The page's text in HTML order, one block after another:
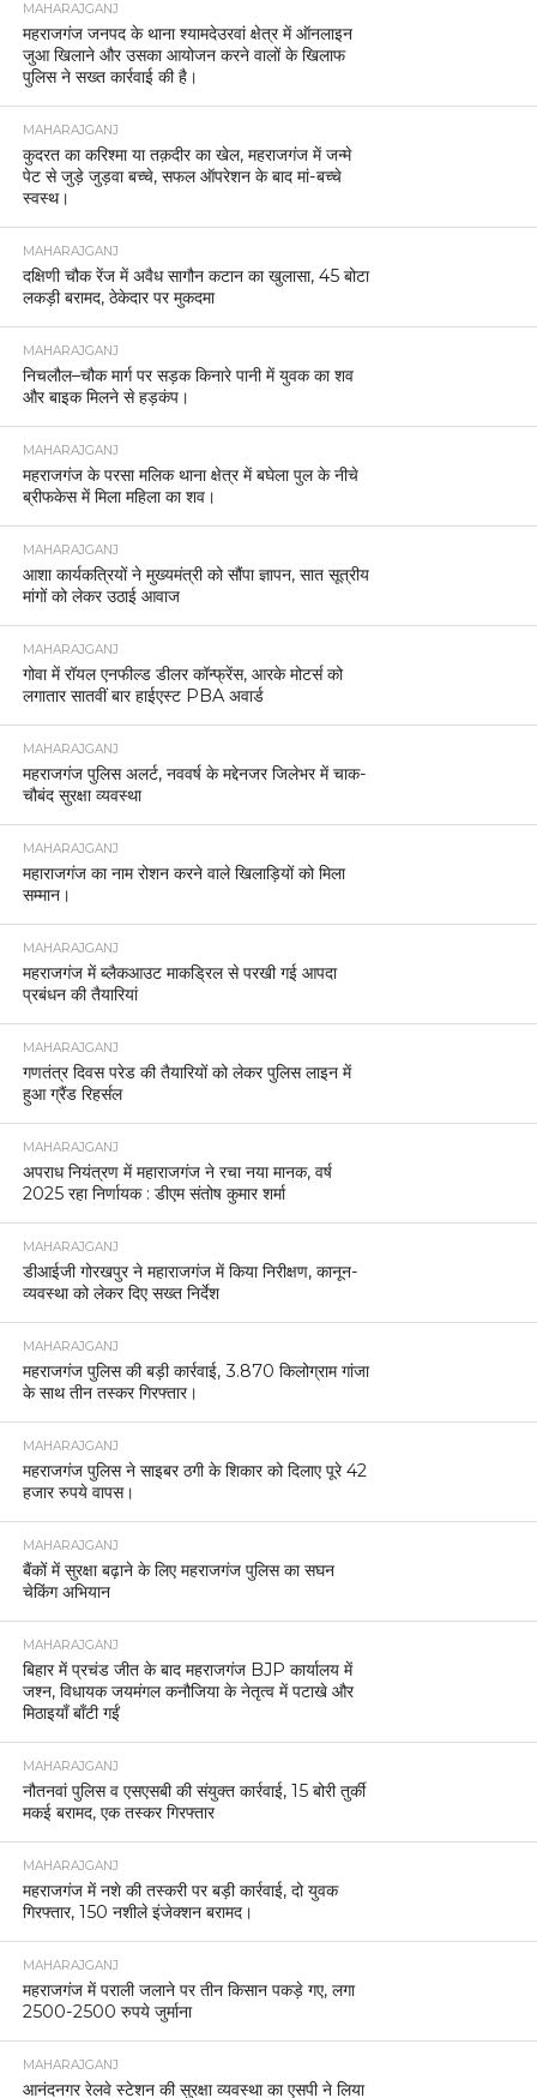
MAHARAJGANJ
महराजगंज जनपद के थाना श्यामदेउरवां क्षेत्र में ऑनलाइन
जुआ खिलाने और उसका आयोजन करने वालों के खिलाफ
पुलिस ने सख्त कार्रवाई की है।
MAHARAJGANJ
कुदरत का करिश्मा या तक़दीर का खेल, महराजगंज में जन्मे
पेट से जुड़े जुड़वा बच्चे, सफल ऑपरेशन के बाद मां-बच्चे
स्वस्थ।
MAHARAJGANJ
दक्षिणी चौक रेंज में अवैध सागौन कटान का खुलासा, 45 बोटा
लकड़ी बरामद, ठेकेदार पर मुकदमा
MAHARAJGANJ
निचलौल–चौक मार्ग पर सड़क किनारे पानी में युवक का शव
और बाइक मिलने से हड़कंप।
MAHARAJGANJ
महराजगंज के परसा मलिक थाना क्षेत्र में बघेला पुल के नीचे
ब्रीफकेस में मिला महिला का शव।
MAHARAJGANJ
आशा कार्यकत्रियों ने मुख्यमंत्री को सौंपा ज्ञापन, सात सूत्रीय
मांगों को लेकर उठाई आवाज
MAHARAJGANJ
गोवा में रॉयल एनफील्ड डीलर कॉन्फ्रेंस, आरके मोटर्स को
लगातार सातवीं बार हाईएस्ट PBA अवार्ड
MAHARAJGANJ
महराजगंज पुलिस अलर्ट, नववर्ष के मद्देनजर जिलेभर में चाक-
चौबंद सुरक्षा व्यवस्था
MAHARAJGANJ
महाराजगंज का नाम रोशन करने वाले खिलाड़ियों को मिला
सम्मान।
MAHARAJGANJ
महराजगंज में ब्लैकआउट माकड्रिल से परखी गई आपदा
प्रबंधन की तैयारियां
MAHARAJGANJ
गणतंत्र दिवस परेड की तैयारियों को लेकर पुलिस लाइन में
हुआ ग्रैंड रिहर्सल
MAHARAJGANJ
अपराध नियंत्रण में महाराजगंज ने रचा नया मानक, वर्ष
2025 रहा निर्णायक : डीएम संतोष कुमार शर्मा
MAHARAJGANJ
डीआईजी गोरखपुर ने महाराजगंज में किया निरीक्षण, कानून-
व्यवस्था को लेकर दिए सख्त निर्देश
MAHARAJGANJ
महराजगंज पुलिस की बड़ी कार्रवाई, 3.870 किलोग्राम गांजा
के साथ तीन तस्कर गिरफ्तार।
MAHARAJGANJ
महराजगंज पुलिस ने साइबर ठगी के शिकार को दिलाए पूरे 42
हजार रुपये वापस।
MAHARAJGANJ
बैंकों में सुरक्षा बढ़ाने के लिए महराजगंज पुलिस का सघन
चेकिंग अभियान
MAHARAJGANJ
बिहार में प्रचंड जीत के बाद महराजगंज BJP कार्यालय में
जश्न, विधायक जयमंगल कनौजिया के नेतृत्व में पटाखे और
मिठाइयाँ बाँटी गईं
MAHARAJGANJ
नौतनवां पुलिस व एसएसबी की संयुक्त कार्रवाई, 15 बोरी तुर्की
मकई बरामद, एक तस्कर गिरफ्तार
MAHARAJGANJ
महराजगंज में नशे की तस्करी पर बड़ी कार्रवाई, दो युवक
गिरफ्तार, 150 नशीले इंजेक्शन बरामद।
MAHARAJGANJ
महराजगंज में पराली जलाने पर तीन किसान पकड़े गए, लगा
2500-2500 रुपये जुर्माना
MAHARAJGANJ
आनंदनगर रेलवे स्टेशन की सुरक्षा व्यवस्था का एसपी ने लिया